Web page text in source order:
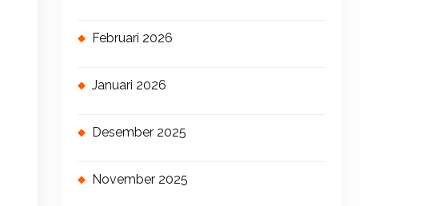
Februari 2026
Januari 2026
Desember 2025
November 2025